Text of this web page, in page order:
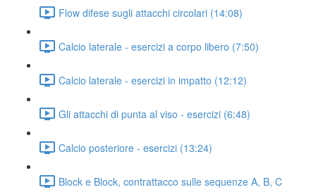
Flow difese sugli attacchi circolari (14:08)
Calcio laterale - esercizi a corpo libero (7:50)
Calcio laterale - esercizi in impatto (12:12)
Gli attacchi di punta al viso - esercizi (6:48)
Calcio posteriore - esercizi (13:24)
Block e Block, contrattacco sulle sequenze A, B, C